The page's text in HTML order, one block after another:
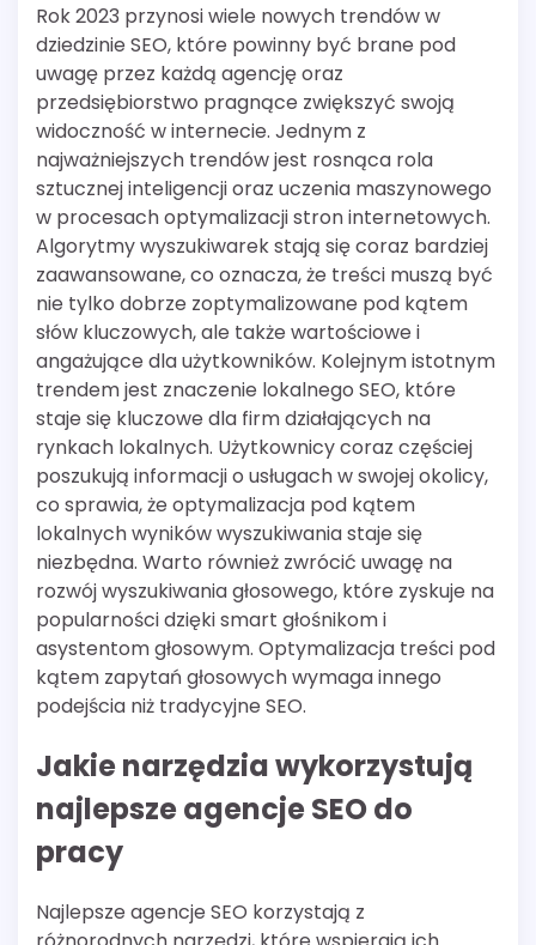
Rok 2023 przynosi wiele nowych trendów w
dziedzinie SEO, które powinny być brane pod
uwagę przez każdą agencję oraz
przedsiębiorstwo pragnące zwiększyć swoją
widoczność w internecie. Jednym z
najważniejszych trendów jest rosnąca rola
sztucznej inteligencji oraz uczenia maszynowego
w procesach optymalizacji stron internetowych.
Algorytmy wyszukiwarek stają się coraz bardziej
zaawansowane, co oznacza, że treści muszą być
nie tylko dobrze zoptymalizowane pod kątem
słów kluczowych, ale także wartościowe i
angażujące dla użytkowników. Kolejnym istotnym
trendem jest znaczenie lokalnego SEO, które
staje się kluczowe dla firm działających na
rynkach lokalnych. Użytkownicy coraz częściej
poszukują informacji o usługach w swojej okolicy,
co sprawia, że optymalizacja pod kątem
lokalnych wyników wyszukiwania staje się
niezbędna. Warto również zwrócić uwagę na
rozwój wyszukiwania głosowego, które zyskuje na
popularności dzięki smart głośnikom i
asystentom głosowym. Optymalizacja treści pod
kątem zapytań głosowych wymaga innego
podejścia niż tradycyjne SEO.
Jakie narzędzia wykorzystują
najlepsze agencje SEO do
pracy
Najlepsze agencje SEO korzystają z